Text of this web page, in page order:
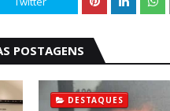
POSTAGENS
DESTAQUES